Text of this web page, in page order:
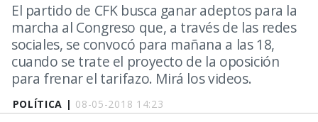
POLÍTICA | 08-05-2018 14:23
El partido de CFK busca ganar adeptos para la
marcha al Congreso que, a través de las redes
sociales, se convocó para mañana a las 18,
cuando se trate el proyecto de la oposición
para frenar el tarifazo. Mirá los videos.